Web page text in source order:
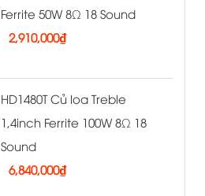
Ferrite 50W 8Ω 18 Sound
2,910,000₫
HD1480T Củ loa Treble
1,4inch Ferrite 100W 8Ω 18
Sound
6,840,000₫